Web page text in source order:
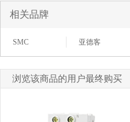
相关品牌
SMC 亚德客
浏览该商品的用户最终购买